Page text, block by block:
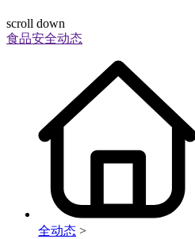
scroll down
食品安全动态
全动态 >